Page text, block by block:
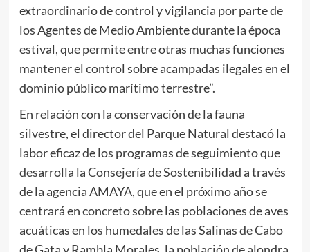
extraordinario de control y vigilancia por parte de
los Agentes de Medio Ambiente durante la época
estival, que permite entre otras muchas funciones
mantener el control sobre acampadas ilegales en el
dominio público marítimo terrestre”.
En relación con la conservación de la fauna
silvestre, el director del Parque Natural destacó la
labor eficaz de los programas de seguimiento que
desarrolla la Consejería de Sostenibilidad a través
de la agencia AMAYA, que en el próximo año se
centrará en concreto sobre las poblaciones de aves
acuáticas en los humedales de las Salinas de Cabo